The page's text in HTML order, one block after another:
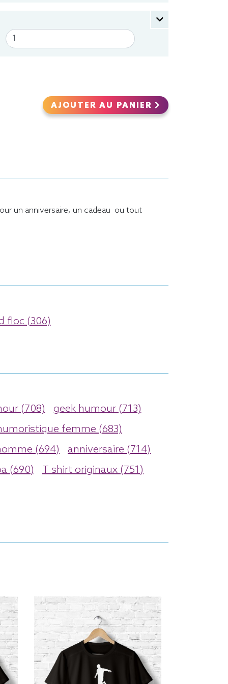
AJOUTER AU PANIER
un anniversaire, un cadeau ou tout
floc (306)
(708)
geek humour (713)
femme (683)
(694)
anniversaire (714)
(690)
T shirt originaux (751)